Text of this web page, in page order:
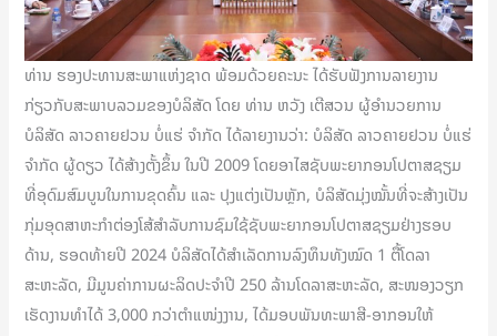
ທ່ານ ຮອງປະທານສະພາແຫ່ງຊາດ ພ້ອມດ້ວຍຄະນະ ໄດ້ຮັບຟັງການລາຍງານ
ກ່ຽວກັບສະພາບລວມຂອງບໍລິສັດ ໂດຍ ທ່ານ ຫວັງ ເຕີສວນ ຜູ້ອຳນວຍການ
ບໍລິສັດ ລາວຄາຍຢວນ ບໍ່ແຮ່ ຈຳກັດ ໄດ້ລາຍງານວ່າ: ບໍລິສັດ ລາວຄາຍຢວນ ບໍ່ແຮ່
ຈໍາກັດ ຜູ້ດຽວ ໄດ້ສ້າງຕັ້ງຂຶ້ນ ໃນປີ 2009 ໂດຍອາໄສຊັບພະຍາກອນໂປຕາສຊຽມ
ທີ່ອຸດົມສົມບູນໃນການຂຸດຄົ້ນ ແລະ ປຸງແຕ່ງເປັນຫຼັກ, ບໍລິສັດມຸ່ງໝັ້ນທີ່ຈະສ້າງເປັນ
ກຸ່ມອຸດສາຫະກຳຕ່ອງໂສ້ສໍາລັບການຊົມໃຊ້ຊັບພະຍາກອນໂປຕາສຊຽມຢ່າງຮອບ
ດ້ານ, ຮອດທ້າຍປີ 2024 ບໍລິສັດໄດ້ສຳເລັດການລົງທຶນທັງໝົດ 1 ຕື້ໂດລາ
ສະຫະລັດ, ມີມູນຄ່າການຜະລິດປະຈຳປີ 250 ລ້ານໂດລາສະຫະລັດ, ສະໜອງວຽກ
ເຮັດງານທຳໄດ້ 3,000 ກວ່າຕໍາແໜ່ງງານ, ໄດ້ມອບພັນທະພາສີ-ອາກອນໃຫ້